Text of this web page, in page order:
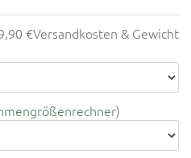
€Versandkosten & Gewicht